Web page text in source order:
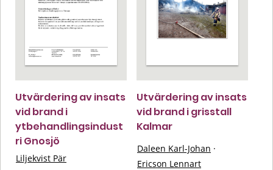
Utvärdering av insats
vid brand i
ytbehandlingsindust
ri Gnosjö
Liljekvist Pär
Utvärdering av insats
vid brand i grisstall
Kalmar
Daleen Karl-Johan ·
Ericson Lennart